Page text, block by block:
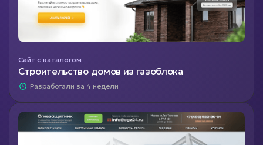
Сайт с каталогом
Строительство домов из газоблока
Разработали за 4 недели